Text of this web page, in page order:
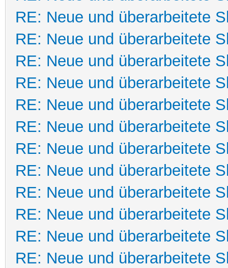
RE: Neue und überarbeitete
RE: Neue und überarbeitete
RE: Neue und überarbeitete
RE: Neue und überarbeitete
RE: Neue und überarbeitete
RE: Neue und überarbeitete
RE: Neue und überarbeitete
RE: Neue und überarbeitete
RE: Neue und überarbeitete
RE: Neue und überarbeitete
RE: Neue und überarbeitete
RE: Neue und überarbeitete